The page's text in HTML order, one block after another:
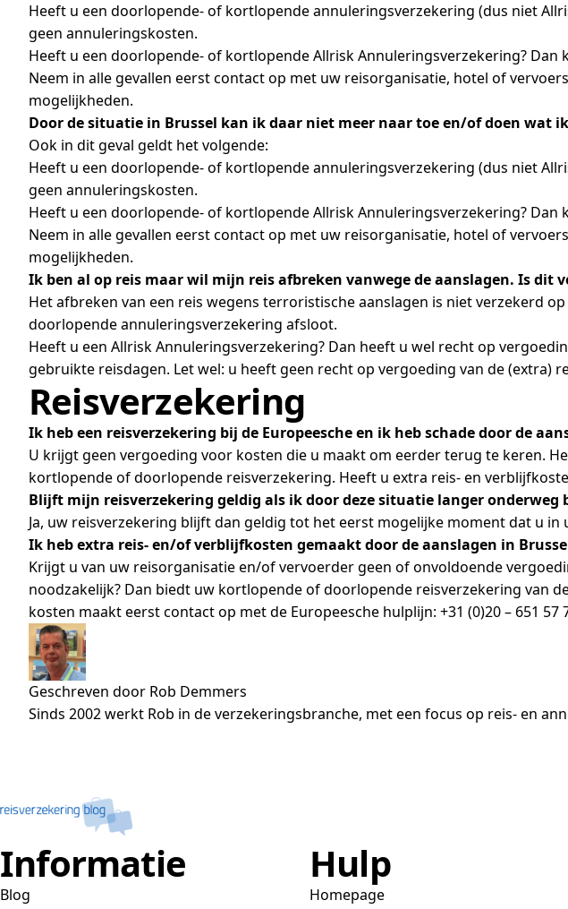
Heeft u een doorlopende- of kortlopende annuleringsverzekering (dus niet
geen annuleringskosten.
Heeft u een doorlopende- of kortlopende Allrisk Annuleringsverzekering?
Neem in alle gevallen eerst contact op met uw reisorganisatie, hotel of
mogelijkheden.
Door de situatie in Brussel kan ik daar niet meer naar toe en/of doen wat
Ook in dit geval geldt het volgende:
Heeft u een doorlopende- of kortlopende annuleringsverzekering (dus niet
geen annuleringskosten.
Heeft u een doorlopende- of kortlopende Allrisk Annuleringsverzekering?
Neem in alle gevallen eerst contact op met uw reisorganisatie, hotel of
mogelijkheden.
Ik ben al op reis maar wil mijn reis afbreken vanwege de aanslagen. Is dit
Het afbreken van een reis wegens terroristische aanslagen is niet verzekerd
doorlopende annuleringsverzekering afsloot.
Heeft u een Allrisk Annuleringsverzekering? Dan heeft u wel recht op
gebruikte reisdagen. Let wel: u heeft geen recht op vergoeding van de (extra)
Reisverzekering
Ik heb een reisverzekering bij de Europeesche en ik heb schade door de
U krijgt geen vergoeding voor kosten die u maakt om eerder terug te keren.
kortlopende of doorlopende reisverzekering. Heeft u extra reis- en
Blijft mijn reisverzekering geldig als ik door deze situatie langer onderweg
Ja, uw reisverzekering blijft dan geldig tot het eerst mogelijke moment dat u
Ik heb extra reis- en/of verblijfkosten gemaakt door de aanslagen in
Krijgt u van uw reisorganisatie en/of vervoerder geen of onvoldoende
noodzakelijk? Dan biedt uw kortlopende of doorlopende reisverzekering van
kosten maakt eerst contact op met de Europeesche hulplijn: +31 (0)20 – 651
Geschreven door Rob Demmers
Sinds 2002 werkt Rob in de verzekeringsbranche, met een focus op reis- en
Informatie
Blog
Hulp
Homepage